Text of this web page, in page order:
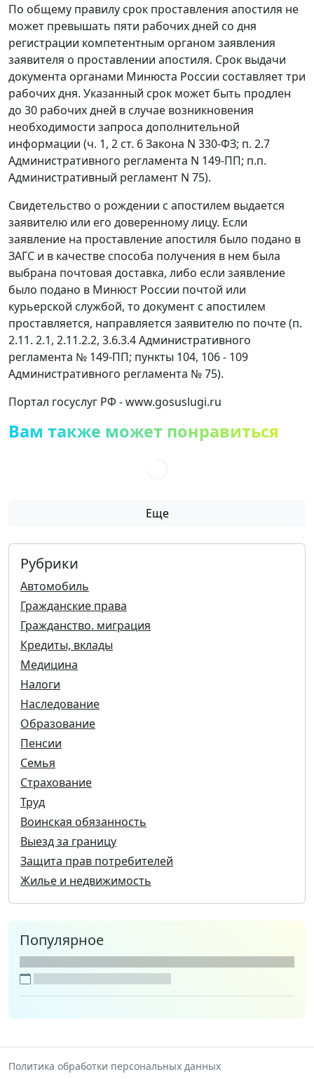
По общему правилу срок проставления апостиля не
может превышать пяти рабочих дней со дня
регистрации компетентным органом заявления
заявителя о проставлении апостиля. Срок выдачи
документа органами Минюста России составляет три
рабочих дня. Указанный срок может быть продлен
до 30 рабочих дней в случае возникновения
необходимости запроса дополнительной
информации (ч. 1, 2 ст. 6 Закона N 330-ФЗ; п. 2.7
Административного регламента N 149-ПП; п.п.
Административный регламент N 75).
Свидетельство о рождении с апостилем выдается
заявителю или его доверенному лицу. Если
заявление на проставление апостиля было подано в
ЗАГС и в качестве способа получения в нем была
выбрана почтовая доставка, либо если заявление
было подано в Минюст России почтой или
курьерской службой, то документ с апостилем
проставляется, направляется заявителю по почте (п.
2.11. 2.1, 2.11.2.2, 3.6.3.4 Административного
регламента № 149-ПП; пункты 104, 106 - 109
Административного регламента № 75).
Портал госуслуг РФ - www.gosuslugi.ru
Вам также может понравиться
Еще
Рубрики
Автомобиль
Гражданские права
Гражданство. миграция
Кредиты, вклады
Медицина
Налоги
Наследование
Образование
Пенсии
Семья
Страхование
Труд
Воинская обязанность
Выезд за границу
Защита прав потребителей
Жилье и недвижимость
Популярное
Политика обработки персональных данных